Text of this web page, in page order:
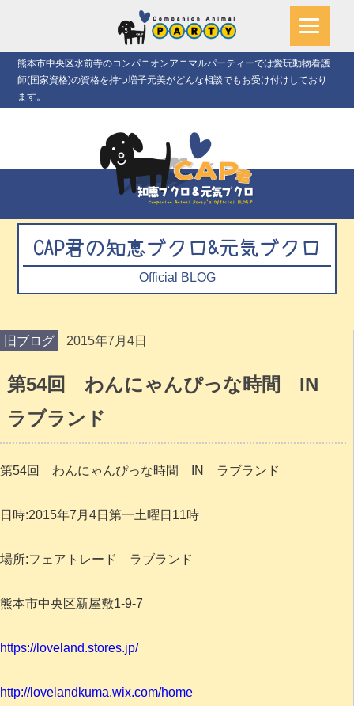
熊本市中央区水前寺のコンパニオンアニマルパーティーでは愛玩動物看護
師(国家資格)の資格を持つ増子元美がどんな相談でもお受け付けしており
ます。
CAP君の知恵ブクロ&元気ブクロ
Official BLOG
旧ブログ 2015年7月4日
第54回 わんにゃんぴっな時間 IN
ラブランド
第54回 わんにゃんぴっな時間 IN ラブランド
日時:2015年7月4日第一土曜日11時
場所:フェアトレード ラブランド
熊本市中央区新屋敷1-9-7
https://loveland.stores.jp/
http://lovelandkuma.wix.com/home